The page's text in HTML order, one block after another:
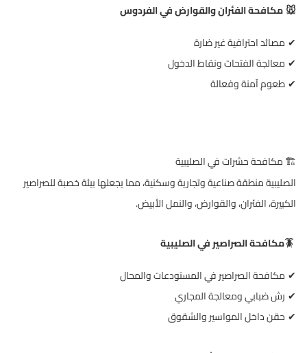
🐭 مكافحة الفئران والقوارض في الفردوس
✔ مصائد احترافية غير ضارة
✔ معالجة الفتحات ونقاط الدخول
✔ طعوم آمنة وفعالة
🏗 مكافحة حشرات في الصليبية
الصليبية منطقة صناعية وتجارية وسكنية، مما يجعلها بيئة خصبة للصراصير
الكبيرة، الفئران، والقوارض، والنمل الأبيض.
🪳مكافحة الصراصير في الصليبية
✔ مكافحة الصراصير في المستودعات والمحال
✔ رش ضبابي ومعالجة المجاري
✔ حقن داخل المواسير والشقوق